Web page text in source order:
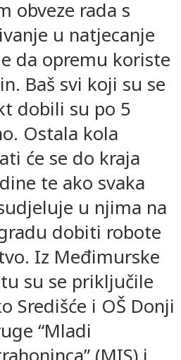
obveze rada s
u natjecanje
da opremu koriste
Baš svi koji su se
dobili su po 5
Ostala kola
će se do kraja
te ako svaka
u njima na
dobiti robote
Iz Međimurske
su se priključile
Središće i OŠ Donji
“Mladi